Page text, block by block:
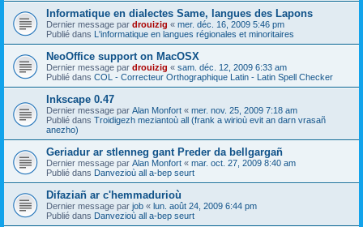
Informatique en dialectes Same, langues des Lapons
Dernier message par drouizig « mer. déc. 16, 2009 5:46 pm
Publié dans L'informatique en langues régionales et minoritaires
NeoOffice support on MacOSX
Dernier message par drouizig « sam. déc. 12, 2009 6:33 am
Publié dans COL - Correcteur Orthographique Latin - Latin Spell Checker
Inkscape 0.47
Dernier message par Alan Monfort « mer. nov. 25, 2009 7:18 am
Publié dans Troidigezh meziantoù all (frank a wirioù evit an darn vrasañ
anezho)
Geriadur ar stlenneg gant Preder da bellgargañ
Dernier message par Alan Monfort « mar. oct. 27, 2009 8:40 am
Publié dans Danvezioù all a-bep seurt
Difaziañ ar c'hemmadurioù
Dernier message par job « lun. août 24, 2009 6:44 pm
Publié dans Danvezioù all a-bep seurt